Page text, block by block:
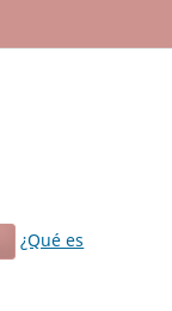
¿Qué es